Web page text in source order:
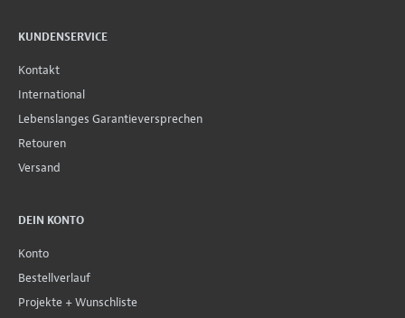
KUNDENSERVICE
Kontakt
International
Lebenslanges Garantieversprechen
Retouren
Versand
DEIN KONTO
Konto
Bestellverlauf
Projekte + Wunschliste